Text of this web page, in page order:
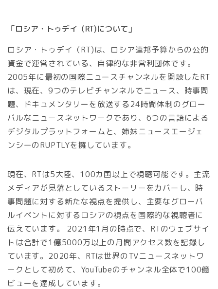
「ロシア・トゥデイ（RT)について」
ロシア・トゥデイ（RT)は、ロシア連邦予算からの公的
資金で運営されている、自律的な非営利団体です。
2005年に最初の国際ニュースチャンネルを開設したRT
は、現在、9つのテレビチャンネルでニュース、時事問
題、ドキュメンタリーを放送する24時間体制のグロー
バルなニュースネットワークであり、6つの言語による
デジタルプラットフォームと、姉妹ニュースエージェ
ンシーのRUPTLYを擁しています。
現在、RTは5大陸、100カ国以上で視聴可能です。主流
メディアが見落としているストーリーをカバーし、時
事問題に対する新たな視点を提供し、主要なグローバ
ルイベントに対するロシアの視点を国際的な視聴者に
伝えています。 2021年1月の時点で、RTのウェブサイ
トは合計で1億5000万以上の月間アクセス数を記録し
ています。2020年、RTは世界のTVニュースネットワ
ークとして初めて、YouTubeのチャンネル全体で100億
ビューを達成しています。